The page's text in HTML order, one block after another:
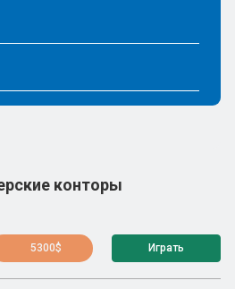
конторы
5300$ Играть